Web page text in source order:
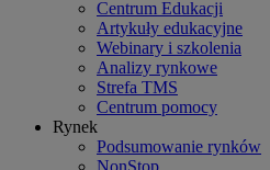
Centrum Edukacji
Artykuły edukacyjne
Webinary i szkolenia
Analizy rynkowe
Strefa TMS
Centrum pomocy
Rynek
Podsumowanie rynków
NonStop